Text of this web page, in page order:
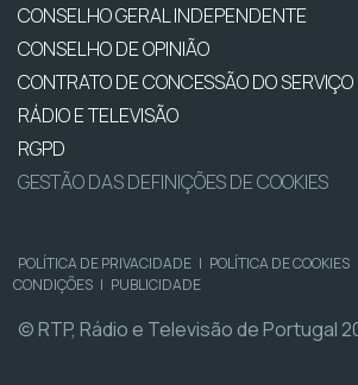
CONSELHO GERAL INDEPENDENTE
CONSELHO DE OPINIÃO
CONTRATO DE CONCESSÃO DO
RÁDIO E TELEVISÃO
RGPD
GESTÃO DAS DEFINIÇÕES DE COOKIES
POLÍTICA DE PRIVACIDADE | POLÍTICA DE COOKIES
CONDIÇÕES | PUBLICIDADE
© RTP, Rádio e Televisão de Portugal